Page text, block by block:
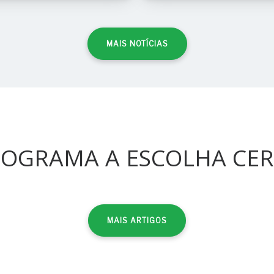
MAIS NOTÍCIAS
A ESCOLHA
MAIS ARTIGOS